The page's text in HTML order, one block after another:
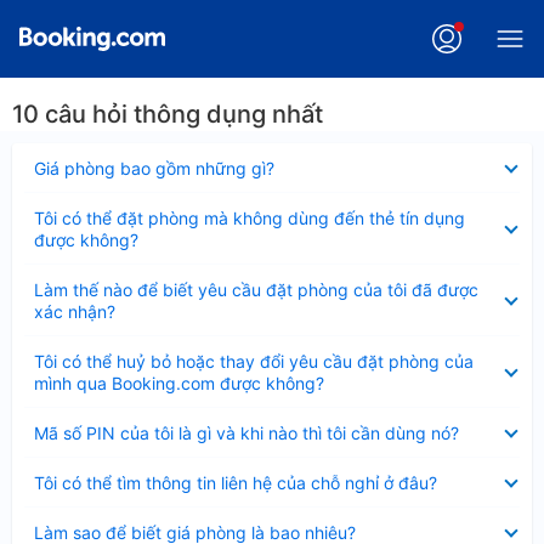
10 câu hỏi thông dụng nhất
Giá phòng bao gồm những gì?
thu
Tôi có thể đặt phòng mà không dùng đến thẻ tín dụng
được không?
thu
gọn
Làm thế nào để biết yêu cầu đặt phòng của tôi đã được
xác nhận?
thu
gọn
Tôi có thể huỷ bỏ hoặc thay đổi yêu cầu đặt phòng của
mình qua Booking.com được không?
thu
gọn
Mã số PIN của tôi là gì và khi nào thì tôi cần dùng nó?
thu
Tôi có thể tìm thông tin liên hệ của chỗ nghỉ ở đâu?
thu
Làm sao để biết giá phòng là bao nhiêu?
thu